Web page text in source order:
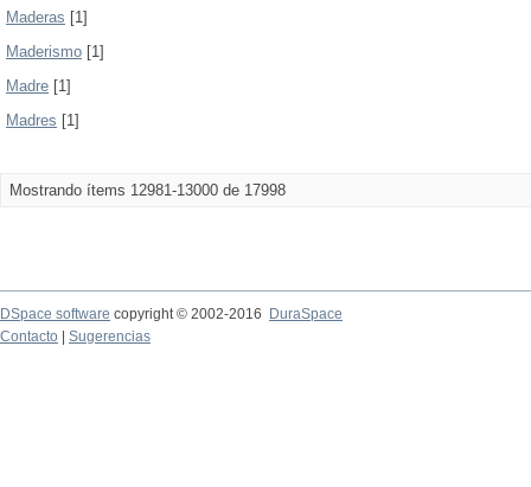
Maderas [1]
Maderismo [1]
Madre [1]
Madres [1]
Mostrando ítems 12981-13000 de 17998
DSpace software copyright © 2002-2016
DuraSpace
Contacto
Sugerencias